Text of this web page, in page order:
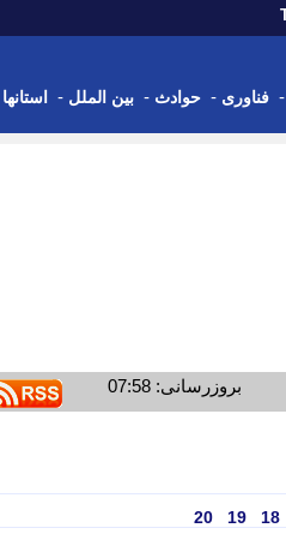
- فناوری - حوادث - بین الملل - استانها
بروزرسانی: 07:58
18
19
20